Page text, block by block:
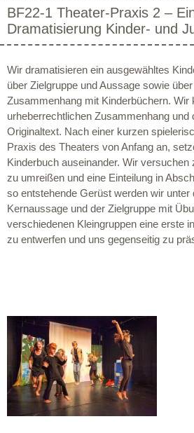
BF22-1 Theater-Praxis 2 –
Dramatisierung Kinder- und
Wir dramatisieren ein ausgewähltes
über Zielgruppe und Aussage sowie
Zusammenhang mit Kinderbüchern. Wir
urheberrechtlichen Zusammenhang und
Originaltext. Nach einer kurzen
Praxis des Theaters von Anfang an,
Kinderbuch auseinander. Wir versuchen
zu umreißen und eine Einteilung in
so entstehende Gerüst werden wir unter
Kernaussage und der Zielgruppe mit
verschiedenen Kleingruppen eine erste
zu entwerfen und uns gegenseitig zu